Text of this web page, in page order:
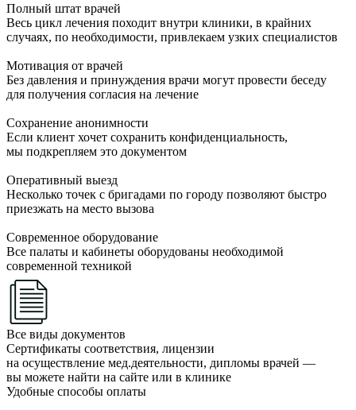
Полный штат врачей
Весь цикл лечения походит внутри клиники, в крайних
случаях, по необходимости, привлекаем узких специалистов
Мотивация от врачей
Без давления и принуждения врачи могут провести беседу
для получения согласия на лечение
Сохранение анонимности
Если клиент хочет сохранить конфиденциальность,
мы подкрепляем это документом
Оперативный выезд
Несколько точек с бригадами по городу позволяют быстро
приезжать на место вызова
Современное оборудование
Все палаты и кабинеты оборудованы необходимой
современной техникой
Все виды документов
Сертификаты соответствия, лицензии
на осуществление мед.деятельности, дипломы врачей —
вы можете найти на сайте или в клинике
Удобные способы оплаты